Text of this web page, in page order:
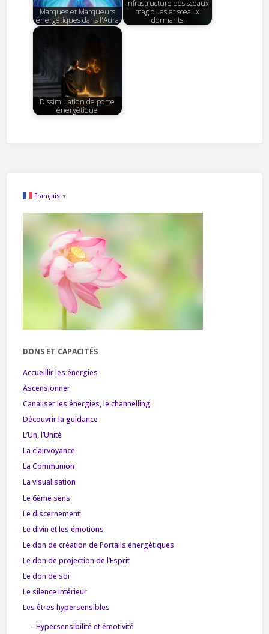
Marques et Marqueurs
énergétiques dans l'Aura
Infrastructure des sceaux
magiques et sceaux
dormants
Dissimulation de porte
énergétique
Français ▼
DONS ET CAPACITÉS
Accueillir les énergies
Ascensionner
Canaliser les énergies, le channelling
Découvrir la guidance
L’Un, l’Unité
La clairvoyance
La Communion
La visualisation
Le 6ème sens
Le discernement
Le divin et les émotions
Le don de création de Portails énergétiques
Le don de projection de l’Esprit
Le don de soi
Le silence intérieur
Les êtres hypersensibles
– Hypersensibilité et émotivité